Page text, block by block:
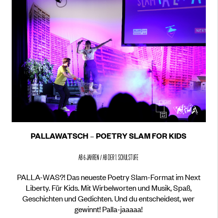
PALLAWATSCH – POETRY SLAM FOR KIDS
ab 6 Jahren / ab der 1. Schulstufe
PALLA-WAS?! Das neueste Poetry Slam-Format im Next
Liberty. Für Kids. Mit Wirbelworten und Musik, Spaß,
Geschichten und Gedichten. Und du entscheidest, wer
gewinnt! Palla-jaaaaa!